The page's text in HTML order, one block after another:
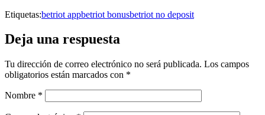
Etiquetas:betriot appbetriot bonusbetriot no deposit
Deja una respuesta
Tu dirección de correo electrónico no será publicada. Los campos
obligatorios están marcados con *
Nombre *